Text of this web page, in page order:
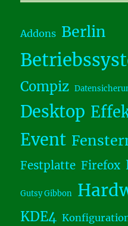
Addons Berlin
Compiz
Desktop
Event
Festplatte Firefox
Gutsy Gibbon
KDE4